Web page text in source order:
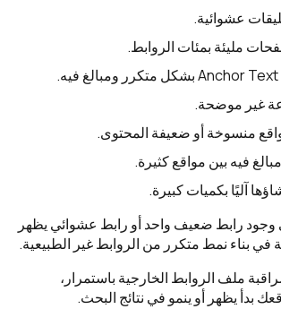
عشوائية.
مليئة بمئات الروابط.
غير موضحة.
منسوخة أو ضعيفة المحتوى.
فيه بين مواقع كثيرة.
آليًا بكميات كبيرة.
رابط ضعيف واحد أو رابط عشوائي يظهر
بناء نمط متكرر من الروابط غير الطبيعية.
ملف الروابط الخارجية باستمرار،
بدأ يظهر أو ينمو في نتائج البحث.